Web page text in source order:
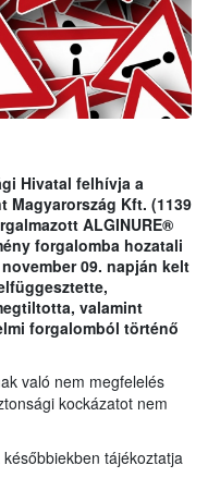
Hivatal felhívja a
Magyarország Kft. (1139
ALGINURE®
forgalomba hozatali
09. napján kelt
valamint
forgalomból történő
való nem megfelelés
kockázatot nem
tájékoztatja